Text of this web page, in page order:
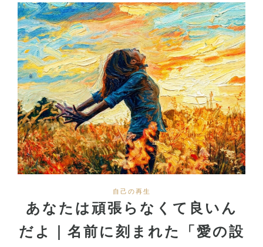
自己の再生
あなたは頑張らなくて良いん
だよ｜名前に刻まれた「愛の設